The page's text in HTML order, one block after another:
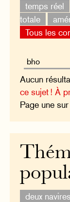
temps réel
totale
Tous les
Aucun
ce sujet ! À
Page une
deux